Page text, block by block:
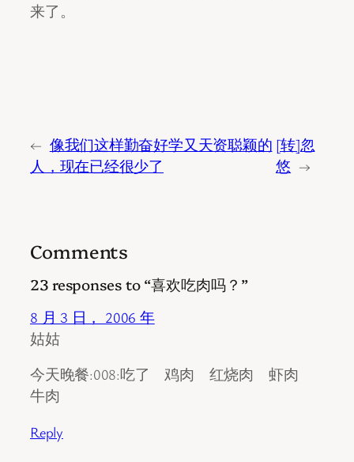
来了。
← 像我们这样勤奋好学又天资聪颖的
人，现在已经很少了
[转]忽
悠 →
Comments
23 responses to “喜欢吃肉吗？”
8 月 3 日， 2006 年
姑姑
今天晚餐:008:吃了 鸡肉 红烧肉 虾肉
牛肉
Reply